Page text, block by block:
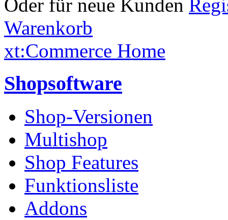
Oder für neue Kunden
Warenkorb
xt:Commerce Home
Shopsoftware
Shop-Versionen
Multishop
Shop Features
Funktionsliste
Addons